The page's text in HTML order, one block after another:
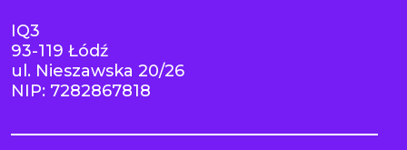
IQ3
93-119 Łódź
ul. Nieszawska 20/26
NIP: 7282867818